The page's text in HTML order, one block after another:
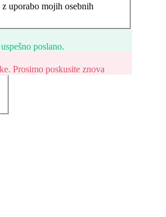
z uporabo mojih osebnih
poslano.
Prosimo poskusite znova